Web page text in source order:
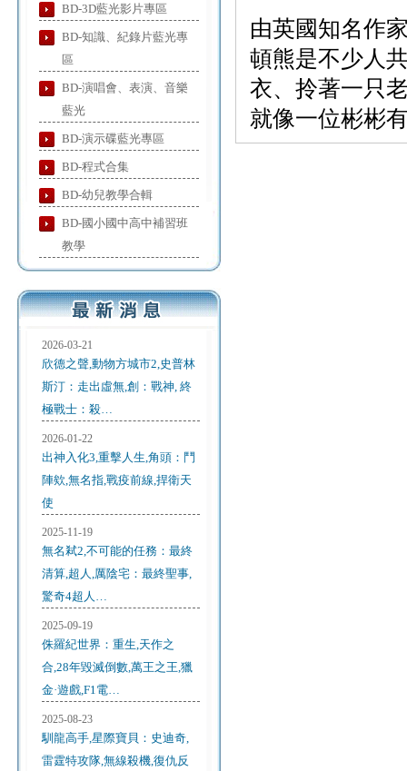
BD-3D藍光影片專區
BD-知識、紀錄片藍光專
區
BD-演唱會、表演、音樂
藍光
BD-演示碟藍光專區
BD-程式合集
BD-幼兒教學合輯
BD-國小國中高中補習班
教學
2026-03-21
欣德之聲,動物方城市2,史普林
斯汀：走出虛無,創：戰神, 終
極戰士：殺…
2026-01-22
出神入化3,重擊人生,角頭：鬥
陣欸,無名指,戰疫前線,捍衛天
使
2025-11-19
無名弒2,不可能的任務：最終
清算,超人,厲陰宅：最終聖事,
驚奇4超人…
2025-09-19
侏羅紀世界：重生,天作之
合,28年毀滅倒數,萬王之王,獵
金·遊戲,F1電…
2025-08-23
馴龍高手,星際寶貝：史迪奇,
雷霆特攻隊,無線殺機,復仇反
由英國知名作
頓熊是不少人
衣、拎著一只
就像一位彬彬